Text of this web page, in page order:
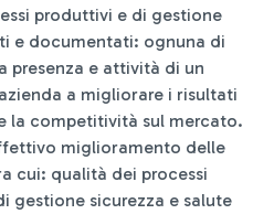
produttivi e di gestione
e documentati: ognuna di
presenza e attività di un
a migliorare i risultati
la competitività sul mercato.
miglioramento delle
cui: qualità dei processi
gestione sicurezza e salute